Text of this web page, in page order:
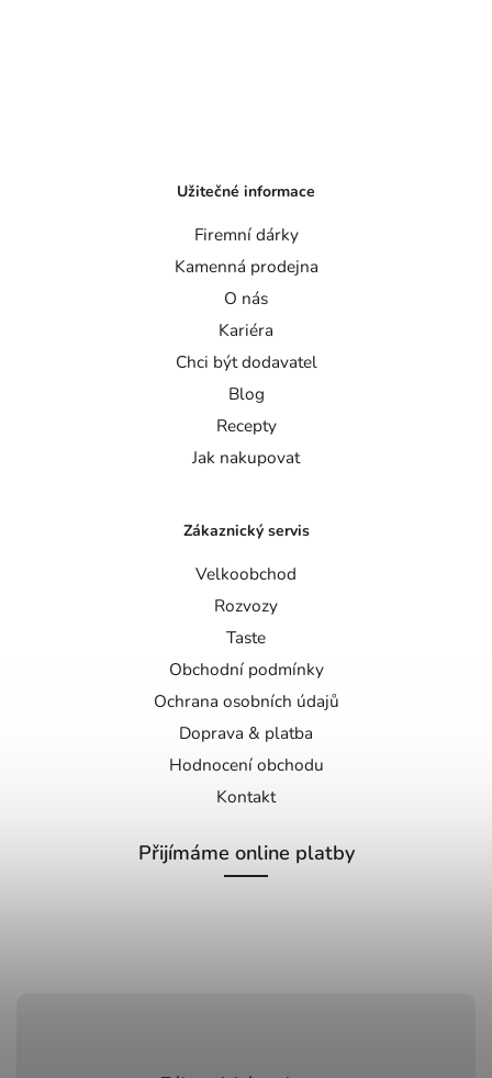
Užitečné informace
Firemní dárky
Kamenná prodejna
O nás
Kariéra
Chci být dodavatel
Blog
Recepty
Jak nakupovat
Zákaznický servis
Velkoobchod
Rozvozy
Taste
Obchodní podmínky
Ochrana osobních údajů
Doprava & platba
Hodnocení obchodu
Kontakt
Přijímáme online platby